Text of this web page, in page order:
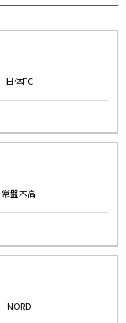
日体FC
常盤木高
NORD